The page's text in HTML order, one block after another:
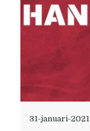
31-januari-2021